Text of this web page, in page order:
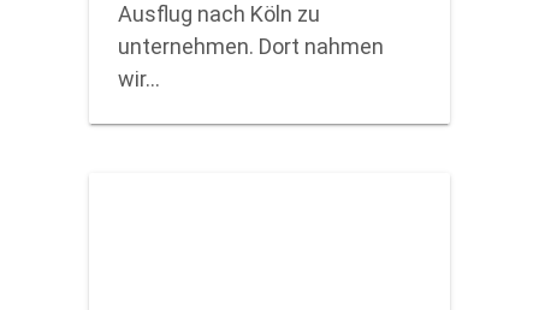
Ausflug nach Köln zu
unternehmen. Dort nahmen
wir…